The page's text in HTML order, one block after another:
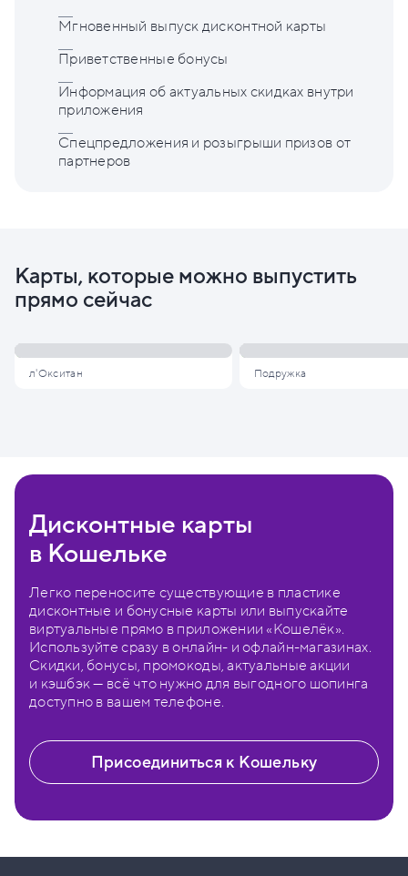
Мгновенный выпуск дисконтной карты
Приветственные бонусы
Информация об актуальных скидках внутри
приложения
Спецпредложения и розыгрыши призов от
партнеров
Карты, которые можно выпустить
прямо сейчас
л'Окситан Подружка
Дисконтные карты
в Кошельке
Легко переносите существующие в пластике
дисконтные и бонусные карты или выпускайте
виртуальные прямо в приложении «Кошелёк».
Используйте сразу в онлайн- и офлайн-магазинах.
Скидки, бонусы, промокоды, актуальные акции
и кэшбэк — всё что нужно для выгодного шопинга
доступно в вашем телефоне.
Присоединиться к Кошельку